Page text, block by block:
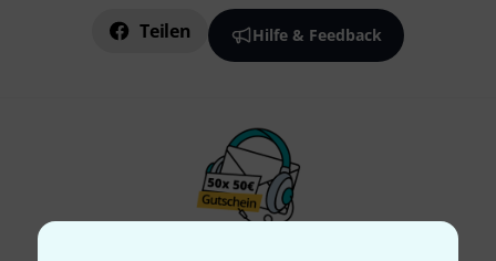
Teilen Hilfe & Feedback